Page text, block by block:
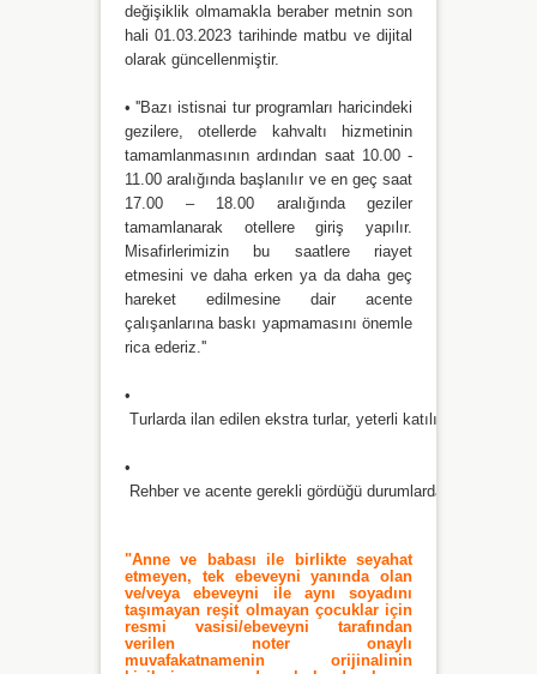
değişiklik olmamakla beraber metnin son
hali 01.03.2023 tarihinde matbu ve dijital
olarak güncellenmiştir.
• ''Bazı istisnai tur programları haricindeki
gezilere, otellerde kahvaltı hizmetinin
tamamlanmasının ardından saat 10.00 -
11.00 aralığında başlanılır ve en geç saat
17.00 – 18.00 aralığında geziler
tamamlanarak otellere giriş yapılır.
Misafirlerimizin bu saatlere riayet
etmesini ve daha erken ya da daha geç
hareket edilmesine dair acente
çalışanlarına baskı yapmamasını önemle
rica ederiz.''
•
Turlarda ilan edilen ekstra turlar, yeterli katılım olmadığı
•
Rehber ve acente gerekli gördüğü durumlarda programda
"Anne ve babası ile birlikte seyahat
etmeyen, tek ebeveyni yanında olan
ve/veya ebeveyni ile aynı soyadını
taşımayan reşit olmayan çocuklar için
resmi vasisi/ebeveyni tarafından
verilen noter onaylı
muvafakatnamenin orijinalinin